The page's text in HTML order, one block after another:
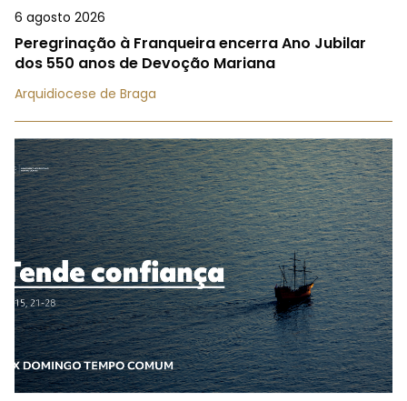
6 agosto 2026
Peregrinação à Franqueira encerra Ano Jubilar
dos 550 anos de Devoção Mariana
Arquidiocese de Braga